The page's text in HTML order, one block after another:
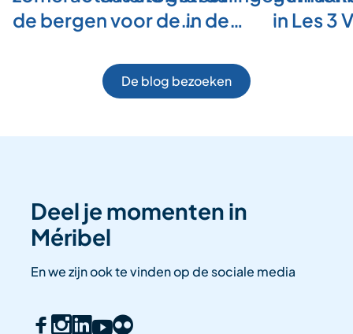
de bergen voor de…in de…
in Les 3
De blog bezoeken
Deel je momenten in
Méribel
En we zijn ook te vinden op de sociale media